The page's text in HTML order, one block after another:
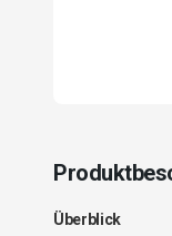
Überblick